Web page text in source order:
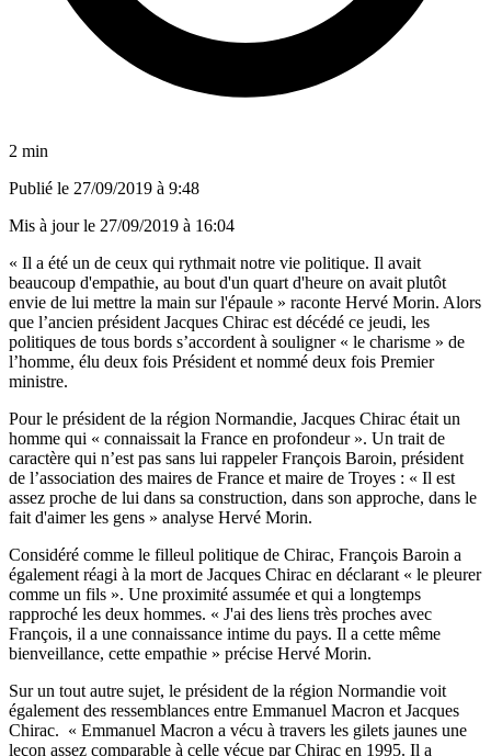
2 min
Publié le 27/09/2019 à 9:48
Mis à jour le 27/09/2019 à 16:04
« Il a été un de ceux qui rythmait notre vie politique. Il avait
beaucoup d'empathie, au bout d'un quart d'heure on avait plutôt
envie de lui mettre la main sur l'épaule » raconte Hervé Morin. Alors
que l’ancien président Jacques Chirac est décédé ce jeudi, les
politiques de tous bords s’accordent à souligner « le charisme » de
l’homme, élu deux fois Président et nommé deux fois Premier
ministre.
Pour le président de la région Normandie, Jacques Chirac était un
homme qui « connaissait la France en profondeur ». Un trait de
caractère qui n’est pas sans lui rappeler François Baroin, président
de l’association des maires de France et maire de Troyes : « Il est
assez proche de lui dans sa construction, dans son approche, dans le
fait d'aimer les gens » analyse Hervé Morin.
Considéré comme le filleul politique de Chirac, François Baroin a
également réagi à la mort de Jacques Chirac en déclarant « le pleurer
comme un fils ». Une proximité assumée et qui a longtemps
rapproché les deux hommes. « J'ai des liens très proches avec
François, il a une connaissance intime du pays. Il a cette même
bienveillance, cette empathie » précise Hervé Morin.
Sur un tout autre sujet, le président de la région Normandie voit
également des ressemblances entre Emmanuel Macron et Jacques
Chirac. « Emmanuel Macron a vécu à travers les gilets jaunes une
leçon assez comparable à celle vécue par Chirac en 1995. Il a